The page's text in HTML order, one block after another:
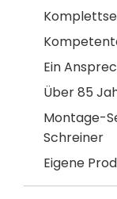
Ein
Über 85
Montage-
Schreiner
Eigene